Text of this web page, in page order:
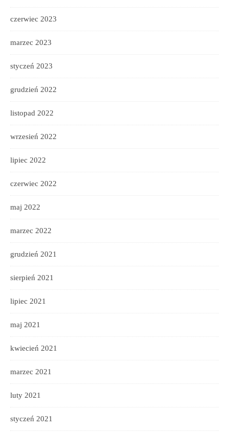
czerwiec 2023
marzec 2023
styczeń 2023
grudzień 2022
listopad 2022
wrzesień 2022
lipiec 2022
czerwiec 2022
maj 2022
marzec 2022
grudzień 2021
sierpień 2021
lipiec 2021
maj 2021
kwiecień 2021
marzec 2021
luty 2021
styczeń 2021